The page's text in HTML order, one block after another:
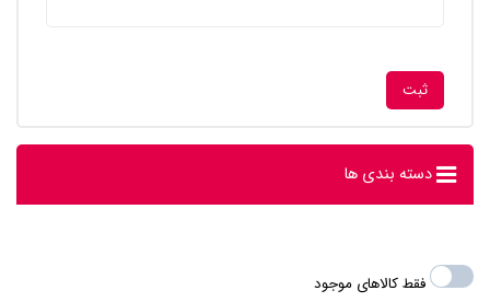
دسته بندی ها
فقط کالاهای موجود